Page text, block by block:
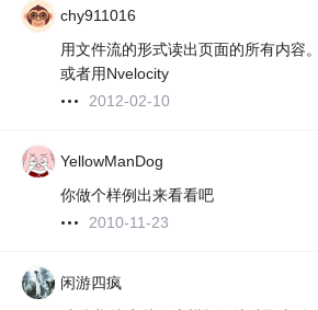
chy911016
用文件流的形式读出页面的所有内容
或者用Nvelocity
2012-02-10
YellowManDog
你做个样例出来看看吧
2010-11-23
闲游四疯